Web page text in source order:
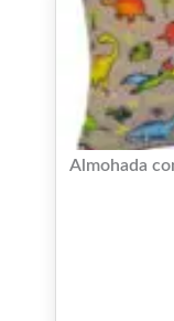
Almohada